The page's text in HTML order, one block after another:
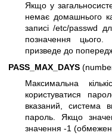
Якщо у
немає домашнього
записі /etc/passwd
позначення
призведе до
PASS_MAX_DAYS
Максимальна
користуватися
вказаний, система
пароль. Якщо
значення -1